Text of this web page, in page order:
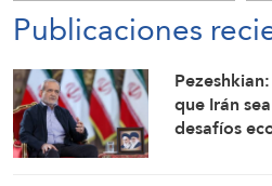
Publicaciones
que Irán
desafíos